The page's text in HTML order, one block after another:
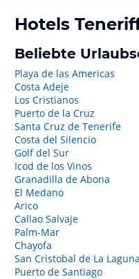
Hotels
Beliebte
Playa de las Americas
Costa Adeje
Los Cristianos
Puerto de la Cruz
Santa Cruz de Tenerife
Costa del Silencio
Golf del Sur
Icod de los Vinos
Granadilla de Abona
El Medano
Arico
Callao Salvaje
Palm-Mar
Chayofa
San Cristobal de La Laguna
Puerto de Santiago